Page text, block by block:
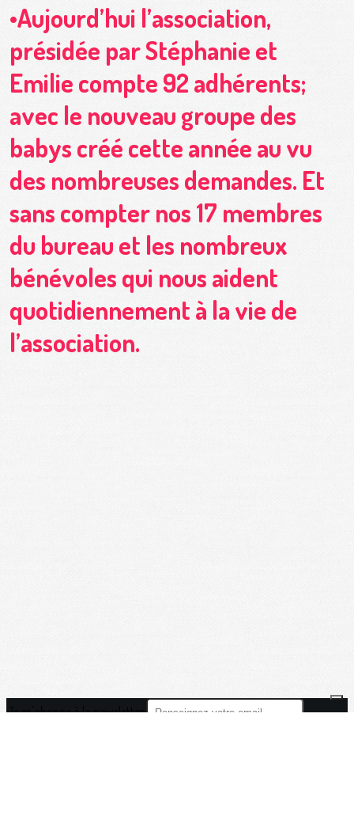
•Aujourd’hui l’association,
présidée par Stéphanie et
Emilie compte 92 adhérents;
avec le nouveau groupe des
babys créé cette année au vu
des nombreuses demandes. Et
sans compter nos 17 membres
du bureau et les nombreux
bénévoles qui nous aident
quotidiennement à la vie de
l’association.
Je m'abonne à la newsletter